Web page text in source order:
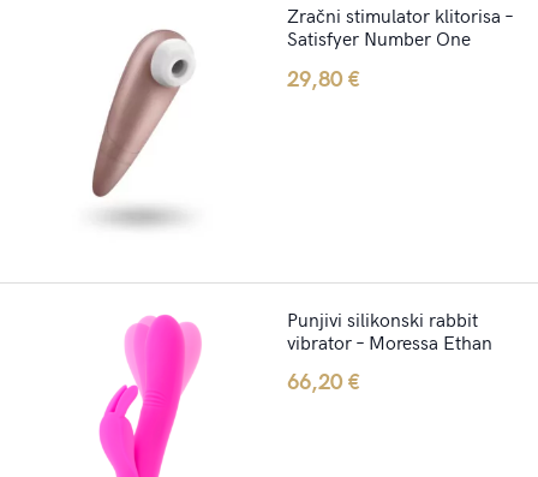
Zračni stimulator klitorisa –
Satisfyer Number One
29,80€
Punjivi silikonski rabbit
vibrator – Moressa Ethan
66,20€